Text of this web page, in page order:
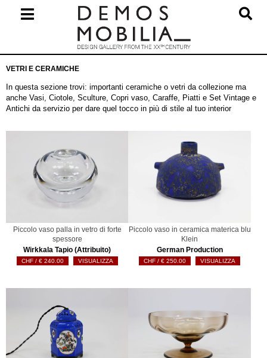
primario
navigzione
VETRI E CERAMICHE
In questa sezione trovi: importanti ceramiche o vetri da collezione ma
anche Vasi, Ciotole, Sculture, Copri vaso, Caraffe, Piatti e Set Vintage e
Antichi da servizio per dare quel tocco in più di stile al tuo interior
Piccolo vaso palla in vetro di forte
spessore
Wirkkala Tapio (Attribuito)
€240.00 VISUALIZZA
Piccolo vaso in ceramica materica blu
Klein
German Production
€ 250.00 VISUALIZZA